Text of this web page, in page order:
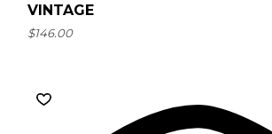
VINTAGE
$146.00